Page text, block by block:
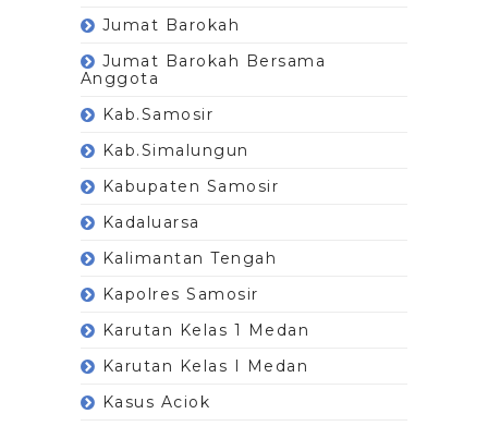
Jumat Barokah
Jumat Barokah Bersama
Anggota
Kab.Samosir
Kab.Simalungun
Kabupaten Samosir
Kadaluarsa
Kalimantan Tengah
Kapolres Samosir
Karutan Kelas 1 Medan
Karutan Kelas I Medan
Kasus Aciok